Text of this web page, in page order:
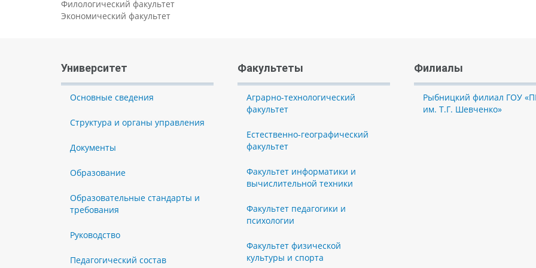
Филологический факультет
Экономический факультет
Университет
Основные сведения
Структура и органы управления
Документы
Образование
Образовательные стандарты и
требования
Руководство
Педагогический состав
Факультеты
Аграрно-технологический
факультет
Естественно-географический
факультет
Факультет информатики и
вычислительной техники
Факультет педагогики и
психологии
Факультет физической
культуры и спорта
Филиалы
Рыбницкий филиал ГОУ
им. Т.Г. Шевченко»